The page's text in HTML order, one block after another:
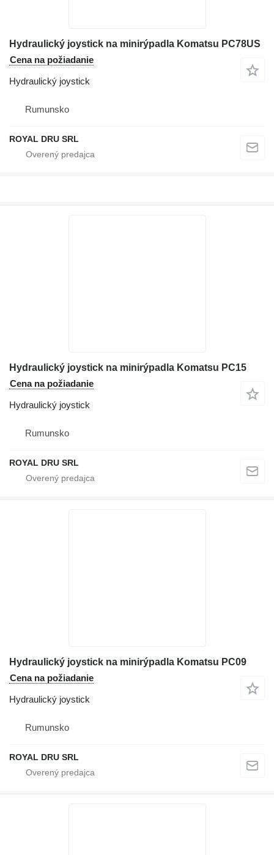
Hydraulický joystick na minirýpadla Komatsu PC78US
Cena na požiadanie
Hydraulický joystick
Rumunsko
ROYAL DRU SRL
Hydraulický joystick na minirýpadla Komatsu PC15
Cena na požiadanie
Hydraulický joystick
Rumunsko
ROYAL DRU SRL
Hydraulický joystick na minirýpadla Komatsu PC09
Cena na požiadanie
Hydraulický joystick
Rumunsko
ROYAL DRU SRL